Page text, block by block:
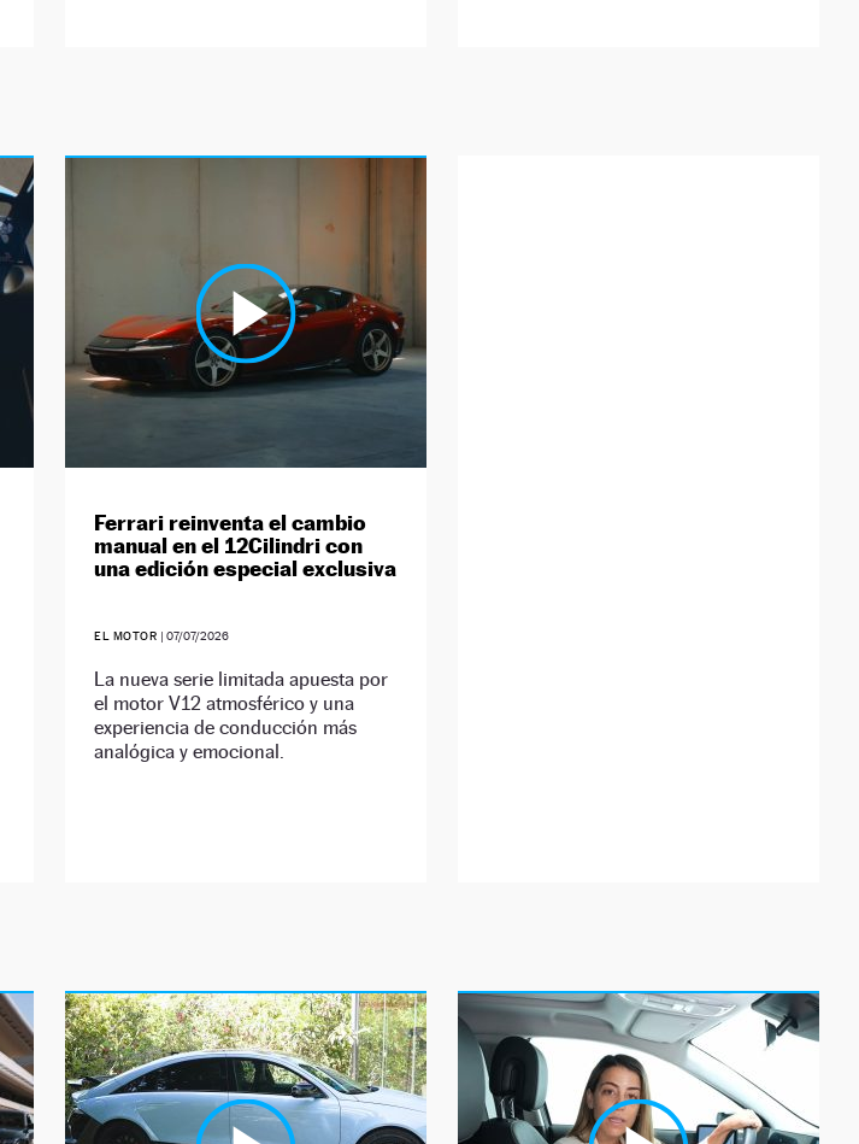
Ferrari reinventa el cambio
manual en el 12Cilindri con
una edición especial exclusiva
EL MOTOR | 07/07/2026
La nueva serie limitada apuesta por
el motor V12 atmosférico y una
experiencia de conducción más
analógica y emocional.